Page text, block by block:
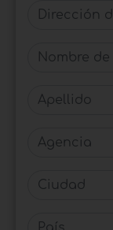
Dirección
Nombre de
Apellido
Agencia
Ciudad
País